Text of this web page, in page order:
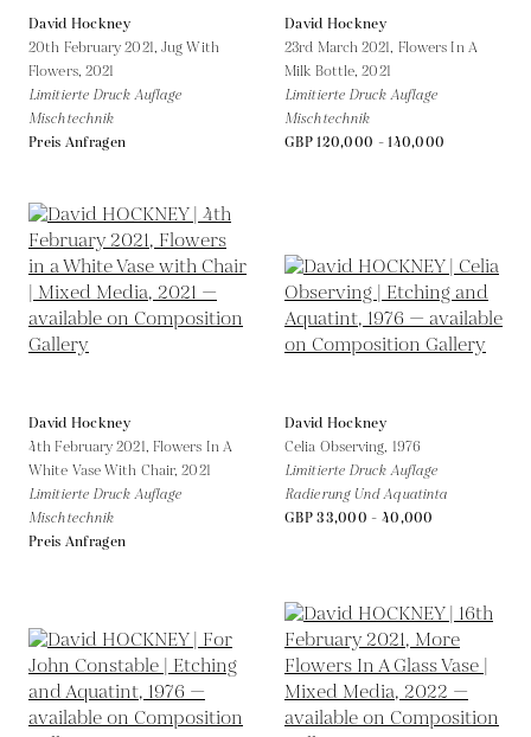
David Hockney
20th February 2021, Jug With
Flowers, 2021
Limitierte Druck Auflage
Mischtechnik
Preis Anfragen
David Hockney
23rd March 2021, Flowers In A
Milk Bottle,2021
Limitierte Druck Auflage
Mischtechnik
GBP 120,000 - 140,000
David Hockney
4th February 2021, Flowers In A
White Vase With Chair,2021
Limitierte Druck Auflage
Mischtechnik
Preis Anfragen
David Hockney
Celia Observing, 1976
Limitierte Druck Auflage
Radierung Und Aquatinta
GBP 33,000 - 40,000